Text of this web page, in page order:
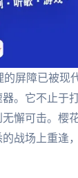
屏障已被现
。它不止于
懈可击。樱
战场上重逢